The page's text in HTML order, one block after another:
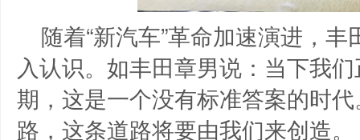
随着“新汽车”革命加速演进，
入认识。如丰田章男说：当下我
期，这是一个没有标准答案的时
路，这条道路将要由我们来创造。